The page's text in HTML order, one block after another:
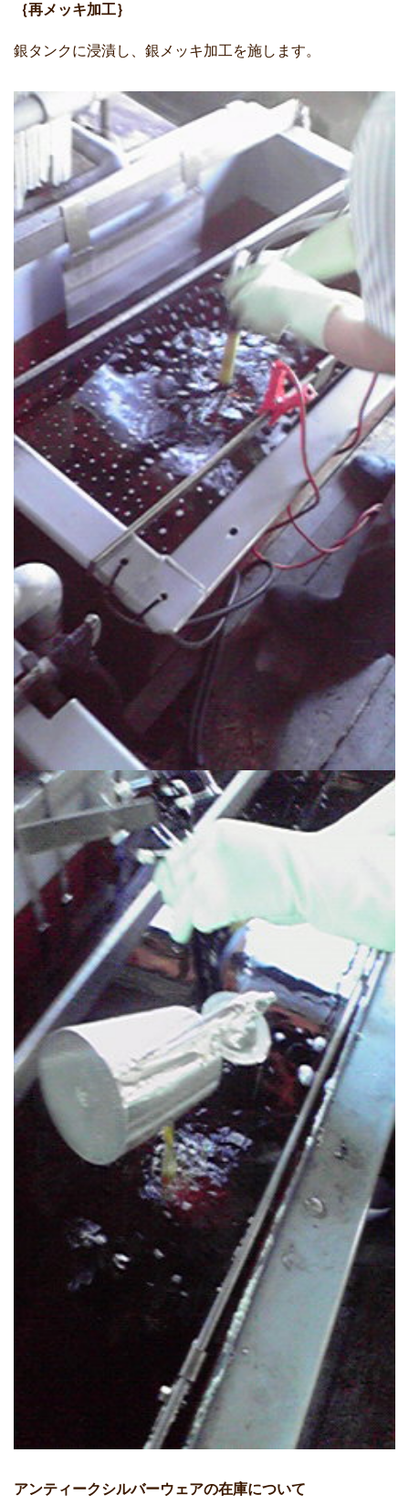
｛再メッキ加工｝
銀タンクに浸漬し、銀メッキ加工を施します。
アンティークシルバーウェアの在庫について